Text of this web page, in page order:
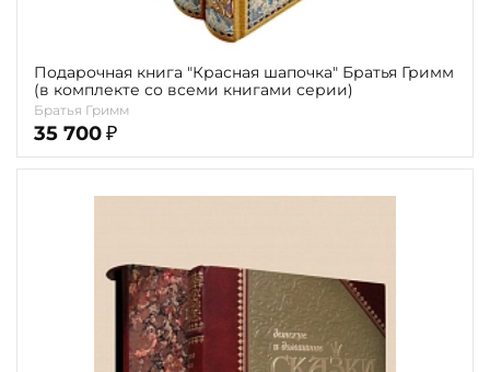
Подарочная книга "Красная шапочка" Братья Гримм
(в комплекте со всеми книгами серии)
Братья Гримм
35 700 ₽